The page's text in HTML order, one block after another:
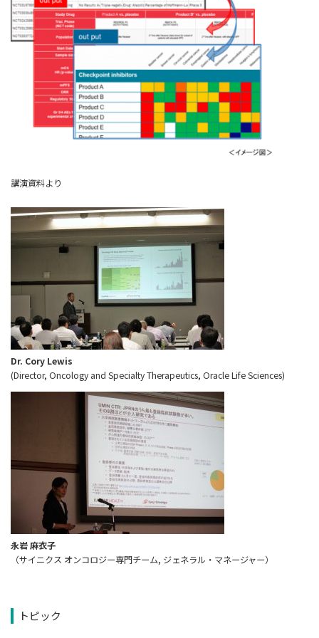
講演資料より
Dr. Cory Lewis
(Director, Oncology and Specialty Therapeutics, Oracle Life Sciences)
永岩 麻衣子
（サイニクス オンコロジー専門チーム, ジェネラル・マネージャー）
トピック